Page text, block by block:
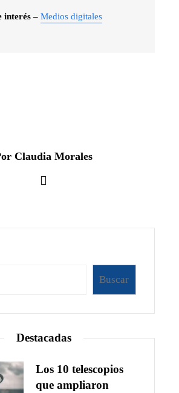
interés – Medios digitales
Claudia Morales
Buscar
Destacadas
Los 10 telescopios
que ampliaron